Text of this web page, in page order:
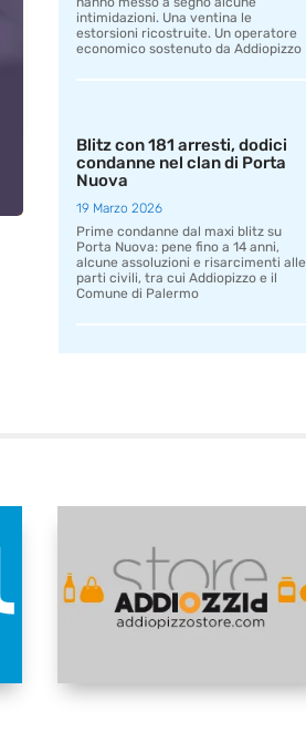
intimidazioni. Una ventina le
estorsioni ricostruite. Un operatore
economico sostenuto da Addiopizzo
Blitz con 181 arresti, dodici
condanne nel clan di Porta
Nuova
19 Marzo 2026
Prime condanne dal maxi blitz su
Porta Nuova: pene fino a 14 anni,
alcune assoluzioni e risarcimenti alle
parti civili, tra cui Addiopizzo e il
Comune di Palermo